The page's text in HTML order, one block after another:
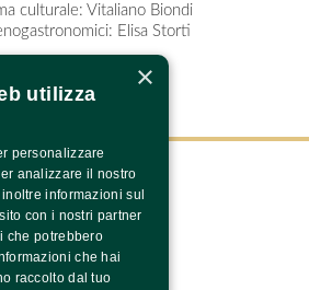
culturale: Vitaliano Biondi
Elisa Storti
×
utilizza
personalizzare
analizzare il nostro
informazioni sul
con i nostri partner
che potrebbero
che hai
raccolto dal tuo